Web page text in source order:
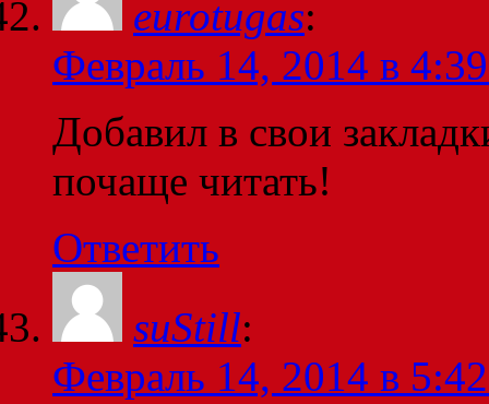
eurotugas:
Февраль 14, 2014 в
Добавил в свои
почаще читать!
Ответить
suStill:
Февраль 14, 2014 в